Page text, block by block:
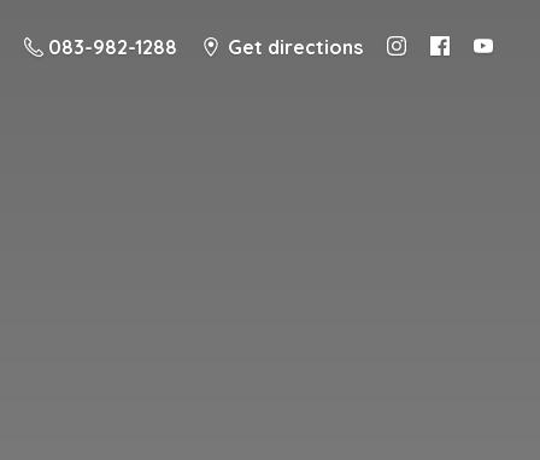
083-982-1288 Get directions